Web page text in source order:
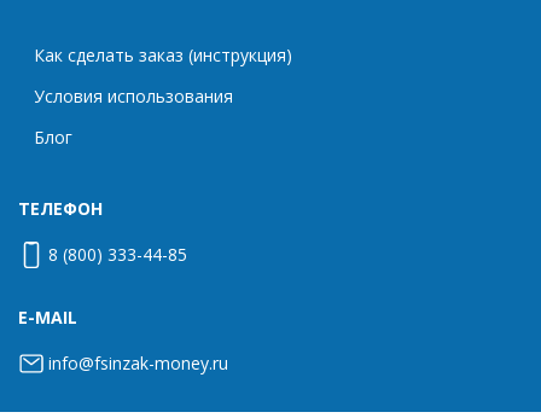
Как сделать заказ (инструкция)
Условия использования
Блог
ТЕЛЕФОН
8 (800) 333-44-85
E-MAIL
info@fsinzak-money.ru